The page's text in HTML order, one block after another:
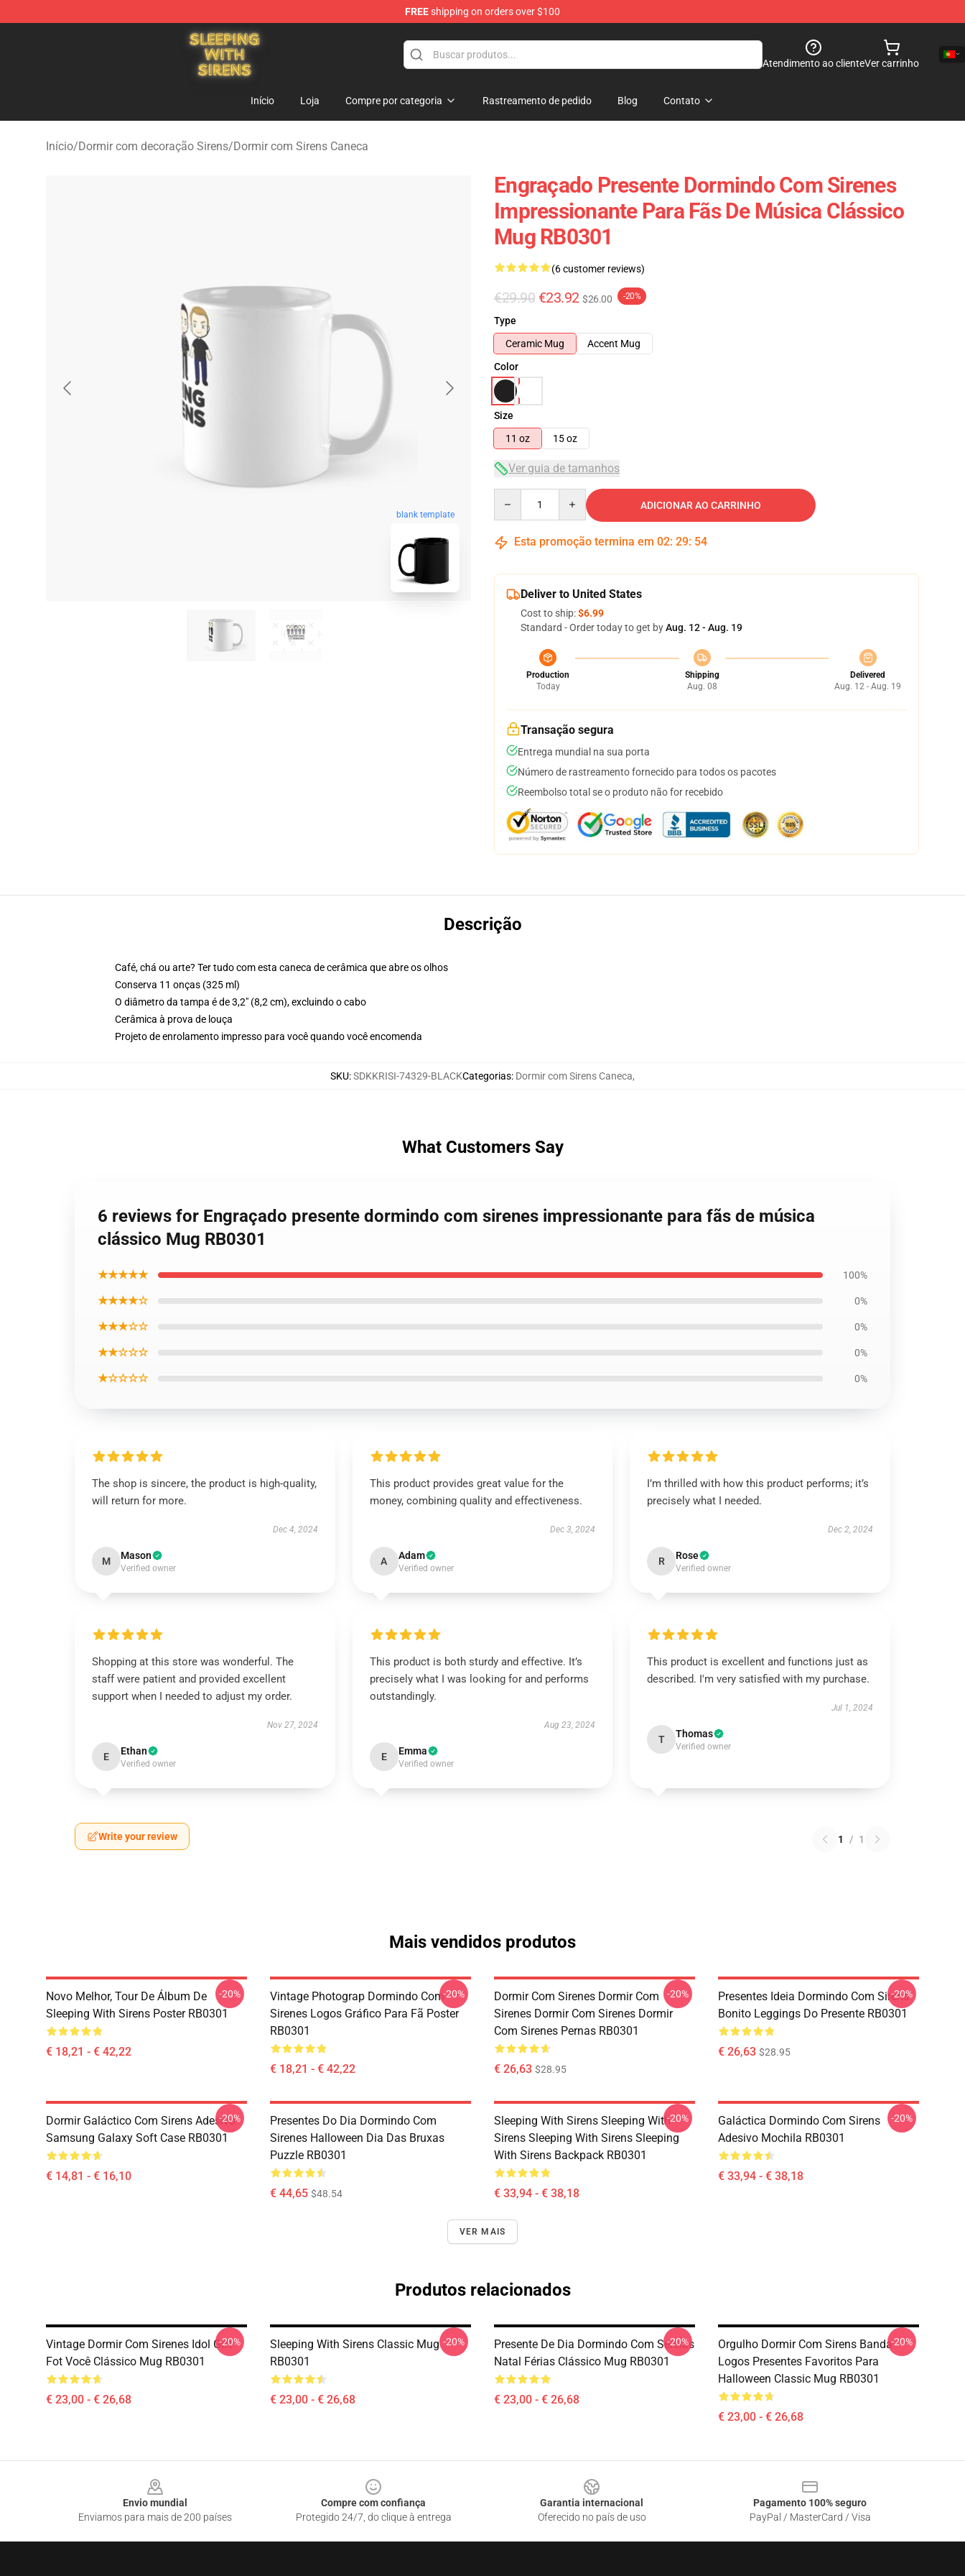
FREEshipping on orders over $100
Sleeping With Sirens Store - Official Sleeping With Sirens Merchandise Shop
Atendimento ao clienteVer carrinho
Início Loja Compre por categoria Rastreamento de pedido Blog Contato
Início/Dormir com decoração Sirens/Dormir com Sirens Caneca
blank template
Engraçado Presente Dormindo Com Sirenes
Impressionante Para Fãs De Música Clássico
Mug RB0301
(6 customer reviews)
€29.90 €23.92 $26.00 -20%
Type
Ceramic Mug
Accent Mug
Color
Size
11 oz
15 oz
Ver guia de tamanhos
ADICIONAR AO CARRINHO
Esta promoção termina em 02: 29: 53
Deliver to United States
Cost to ship:$6.99
Standard - Order today to get byAug. 12 - Aug. 19
Production
Today
Shipping
Aug. 08
Delivered
Aug. 12 - Aug. 19
Transação segura
Entrega mundial na sua porta
Número de rastreamento fornecido para todos os pacotes
Reembolso total se o produto não for recebido
Descrição
Café, chá ou arte? Ter tudo com esta caneca de cerâmica que abre os olhos
Conserva 11 onças (325 ml)
O diâmetro da tampa é de 3,2" (8,2 cm), excluindo o cabo
Cerâmica à prova de louça
Projeto de enrolamento impresso para você quando você encomenda
SKU:SDKKRISI-74329-BLACKCategorias: Dormir com Sirens Caneca,
What Customers Say
6 reviews for Engraçado presente dormindo com sirenes impressionante para fãs de música
clássico Mug RB0301
★★★★★ 100%
★★★★☆ 0%
★★★☆☆ 0%
★★☆☆☆ 0%
★☆☆☆☆ 0%
The shop is sincere, the product is high-quality,
will return for more.
Dec 4, 2024
M Mason
Verified owner
This product provides great value for the
money, combining quality and effectiveness.
Dec 3, 2024
A Adam
Verified owner
I’m thrilled with how this product performs; it’s
precisely what I needed.
Dec 2, 2024
R Rose
Verified owner
Shopping at this store was wonderful. The
staff were patient and provided excellent
support when I needed to adjust my order.
Nov 27, 2024
E Ethan
Verified owner
This product is both sturdy and effective. It’s
precisely what I was looking for and performs
outstandingly.
Aug 23, 2024
E Emma
Verified owner
This product is excellent and functions just as
described. I'm very satisfied with my purchase.
Jul 1, 2024
T Thomas
Verified owner
Write your review 1 / 1
Mais vendidos produtos
Novo Melhor, Tour De Álbum De
Sleeping With Sirens Poster RB0301
€ 18,21 - € 42,22
-20%
Vintage Photograp Dormindo Com
Sirenes Logos Gráfico Para Fã Poster
RB0301
€ 18,21 - € 42,22
-20%
Dormir Com Sirenes Dormir Com
Sirenes Dormir Com Sirenes Dormir
Com Sirenes Pernas RB0301
€ 26,63 $28.95
-20%
Presentes Ideia Dormindo Com Sirens
Bonito Leggings Do Presente RB0301
€ 26,63 $28.95
-20%
Dormir Galáctico Com Sirens Adesivo
Samsung Galaxy Soft Case RB0301
€ 14,81 - € 16,10
-20%
Presentes Do Dia Dormindo Com
Sirenes Halloween Dia Das Bruxas
Puzzle RB0301
€ 44,65 $48.54
Sleeping With Sirens Sleeping With
Sirens Sleeping With Sirens Sleeping
With Sirens Backpack RB0301
€ 33,94 - € 38,18
-20%
Galáctica Dormindo Com Sirens
Adesivo Mochila RB0301
€ 33,94 - € 38,18
-20%
VER MAIS
Produtos relacionados
Vintage Dormir Com Sirenes Idol Gift
Fot Você Clássico Mug RB0301
€ 23,00 - € 26,68
-20%
Sleeping With Sirens Classic Mug
RB0301
€ 23,00 - € 26,68
-20%
Presente De Dia Dormindo Com Sereias
Natal Férias Clássico Mug RB0301
€ 23,00 - € 26,68
-20%
Orgulho Dormir Com Sirens Banda
Logos Presentes Favoritos Para
Halloween Classic Mug RB0301
€ 23,00 - € 26,68
-20%
Envio mundial
Enviamos para mais de 200 países
Compre com confiança
Protegido 24/7, do clique à entrega
Garantia internacional
Oferecido no país de uso
Pagamento 100% seguro
PayPal / MasterCard / Visa